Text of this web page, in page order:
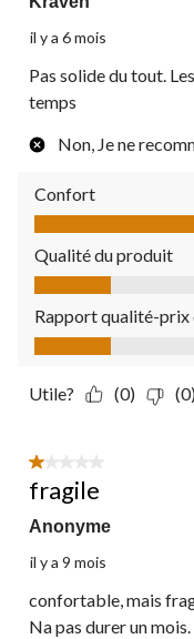
il y a 6 mois
Pas solide du tout.
temps
Non, Je ne
Confort
Confort, 5.0 sur 5
Qualité du produit
Qualité du produit, 1.0
Rapport qualité-prix
Rapport qualité-prix
Utile? (0) (0)
1 étoile(s) sur 5.
fragile
Anonyme
il y a 9 mois
confortable, mais
Na pas durer un mois.